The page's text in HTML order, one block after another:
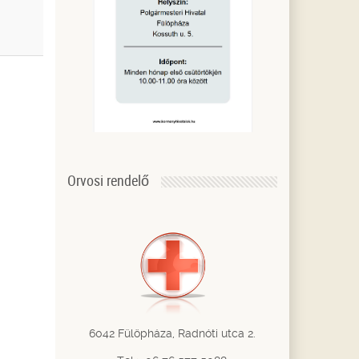
Orvosi rendelő
6042 Fülöpháza, Radnóti utca 2.